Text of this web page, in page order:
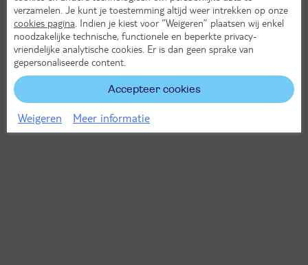
verzamelen. Je kunt je toestemming altijd weer intrekken op onze
cookies pagina . Indien je kiest voor “Weigeren” plaatsen wij enkel
noodzakelijke technische, functionele en beperkte privacy-
vriendelijke analytische cookies. Er is dan geen sprake van
gepersonaliseerde content.
Accepteer cookies
Weigeren Meer informatie